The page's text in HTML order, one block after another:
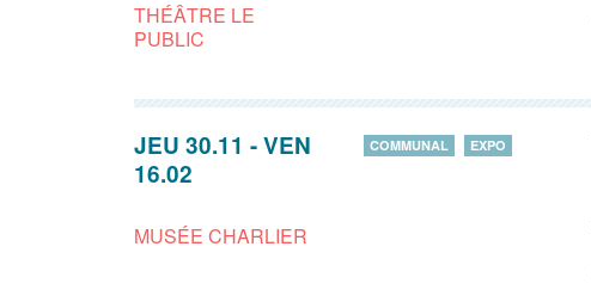
THÉÂTRE LE
PUBLIC
JEU 30.11 -VEN
16.02
MUSÉE CHARLIER
COMMUNAL EXPO